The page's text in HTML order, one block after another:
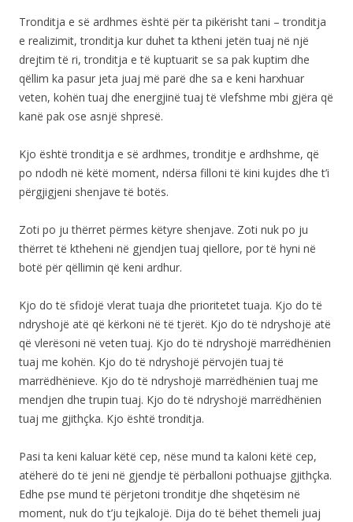
Tronditja e së ardhmes është për ta pikërisht tani – tronditja
e realizimit, tronditja kur duhet ta ktheni jetën tuaj në një
drejtim të ri, tronditja e të kuptuarit se sa pak kuptim dhe
qëllim ka pasur jeta juaj më parë dhe sa e keni harxhuar
veten, kohën tuaj dhe energjinë tuaj të vlefshme mbi gjëra që
kanë pak ose asnjë shpresë.
Kjo është tronditja e së ardhmes, tronditje e ardhshme, që
po ndodh në këtë moment, ndërsa filloni të kini kujdes dhe t’i
përgjigjeni shenjave të botës.
Zoti po ju thërret përmes këtyre shenjave. Zoti nuk po ju
thërret të ktheheni në gjendjen tuaj qiellore, por të hyni në
botë për qëllimin që keni ardhur.
Kjo do të sfidojë vlerat tuaja dhe prioritetet tuaja. Kjo do të
ndryshojë atë që kërkoni në të tjerët. Kjo do të ndryshojë atë
që vlerësoni në veten tuaj. Kjo do të ndryshojë marrëdhënien
tuaj me kohën. Kjo do të ndryshojë përvojën tuaj të
marrëdhënieve. Kjo do të ndryshojë marrëdhënien tuaj me
mendjen dhe trupin tuaj. Kjo do të ndryshojë marrëdhënien
tuaj me gjithçka. Kjo është tronditja.
Pasi ta keni kaluar këtë cep, nëse mund ta kaloni këtë cep,
atëherë do të jeni në gjendje të përballoni pothuajse gjithçka.
Edhe pse mund të përjetoni tronditje dhe shqetësim në
moment, nuk do t’ju tejkalojë. Dija do të bëhet themeli juaj